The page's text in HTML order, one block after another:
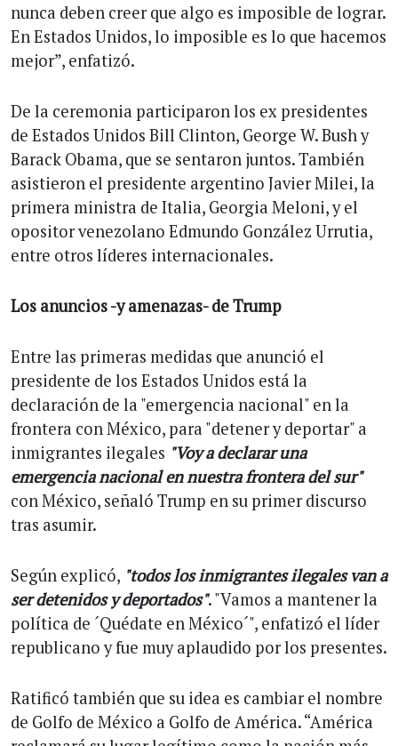
nunca deben creer que algo es imposible de lograr.
En Estados Unidos, lo imposible es lo que hacemos
mejor”, enfatizó.
De la ceremonia participaron los ex presidentes
de Estados Unidos Bill Clinton, George W. Bush y
Barack Obama, que se sentaron juntos. También
asistieron el presidente argentino Javier Milei, la
primera ministra de Italia, Georgia Meloni, y el
opositor venezolano Edmundo González Urrutia,
entre otros líderes internacionales.
Los anuncios -y amenazas- de Trump
Entre las primeras medidas que anunció el
presidente de los Estados Unidos está la
declaración de la "emergencia nacional" en la
frontera con México, para "detener y deportar" a
inmigrantes ilegales "Voy a declarar una
emergencia nacional en nuestra frontera del sur"
con México, señaló Trump en su primer discurso
tras asumir.
Según explicó, "todos los inmigrantes ilegales van a
ser detenidos y deportados". "Vamos a mantener la
política de ´Quédate en México´", enfatizó el líder
republicano y fue muy aplaudido por los presentes.
Ratificó también que su idea es cambiar el nombre
de Golfo de México a Golfo de América. “América